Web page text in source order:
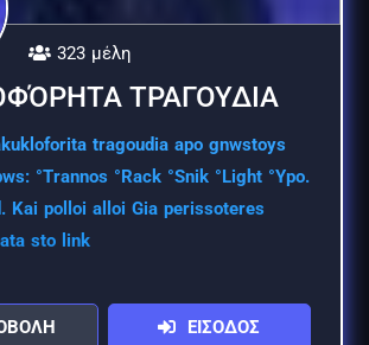
323 μέλη
ΤΡΑΓΟΥΔΙΑ
tragoudia apo gnwstoys
°Trannos °Rack °Snik °Light °Ypo.
Kai polloi alloi Gia perissoteres
sto link
ΕΙΣΟΔΟΣ